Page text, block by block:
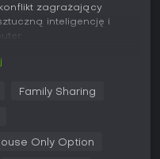
zagrażający
inteligencję i
w formie tekstowej.
warstwy intrygi,
momentom
Family Sharing
Only Option